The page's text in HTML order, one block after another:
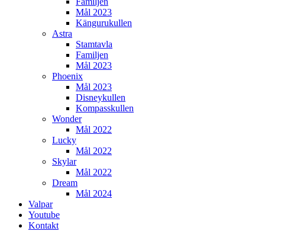
Mål 2023
Kängurukullen
Astra
Stamtavla
Familjen
Mål 2023
Phoenix
Mål 2023
Disneykullen
Kompasskullen
Wonder
Mål 2022
Lucky
Mål 2022
Skylar
Mål 2022
Dream
Mål 2024
Valpar
Youtube
Kontakt